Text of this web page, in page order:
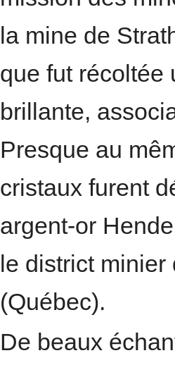
la mine de
que fut récoltée
brillante,
Presque au
cristaux furent
argent-or
le district
(Québec).
De beaux